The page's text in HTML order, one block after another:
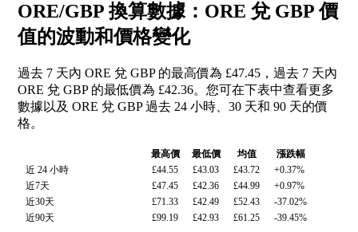
ORE/GBP 換算數據：ORE 兌 GBP 價
值的波動和價格變化
過去 7 天內 ORE 兌 GBP 的最高價為 £47.45，過去 7 天內
ORE 兌 GBP 的最低價為 £42.36。您可在下表中查看更多
數據以及 ORE 兌 GBP 過去 24 小時、30 天和 90 天的價
格。
最高價 最低價 均值
漲跌幅
近 24 小時
£44.55 £43.03 £43.72
+0.37%
近7天
£47.45 £42.36 £44.99
+0.97%
近30天
£71.33 £42.49 £52.43
-37.02%
近90天
£99.19 £42.93 £61.25 -39.45%